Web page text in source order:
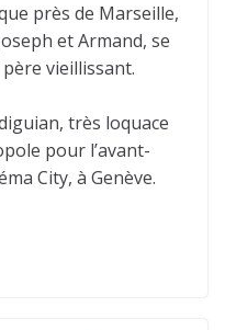
près de Marseille,
et Armand, se
vieillissant.
très loquace
pour l’avant-
City, à Genève.